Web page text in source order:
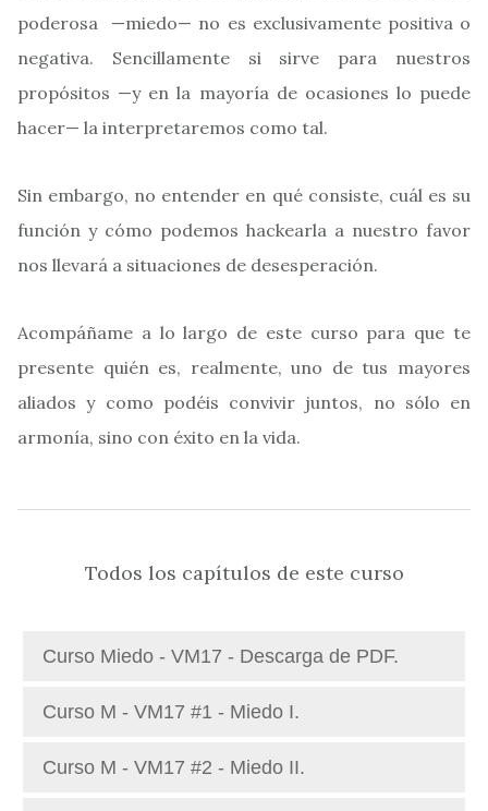
poderosa —miedo— no es exclusivamente positiva o
negativa. Sencillamente si sirve para nuestros
propósitos —y en la mayoría de ocasiones lo puede
hacer— la interpretaremos como tal.
Sin embargo, no entender en qué consiste, cuál es su
función y cómo podemos hackearla a nuestro favor
nos llevará a situaciones de desesperación.
Acompáñame a lo largo de este curso para que te
presente quién es, realmente, uno de tus mayores
aliados y como podéis convivir juntos, no sólo en
armonía, sino con éxito en la vida.
Todos los capítulos de este curso
Curso Miedo - VM17 - Descarga de PDF.
Curso M - VM17 #1 - Miedo I.
Curso M - VM17 #2 - Miedo II.